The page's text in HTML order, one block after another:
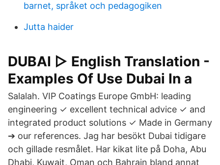
barnet, språket och pedagogiken
Jutta haider
DUBAI ▷ English Translation -
Examples Of Use Dubai In a
Salalah. VIP Coatings Europe GmbH: leading
engineering ✓ excellent technical advice ✓ and
integrated product solutions ✓ Made in Germany
➔ our references. Jag har besökt Dubai tidigare
och gillade resmålet. Har kikat lite på Doha, Abu
Dhabi, Kuwait, Oman och Bahrain bland annat